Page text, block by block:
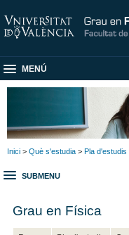
MENÚ
Inici > Què s'estudia > Pla d'estudis
SUBMENU
Grau en Física